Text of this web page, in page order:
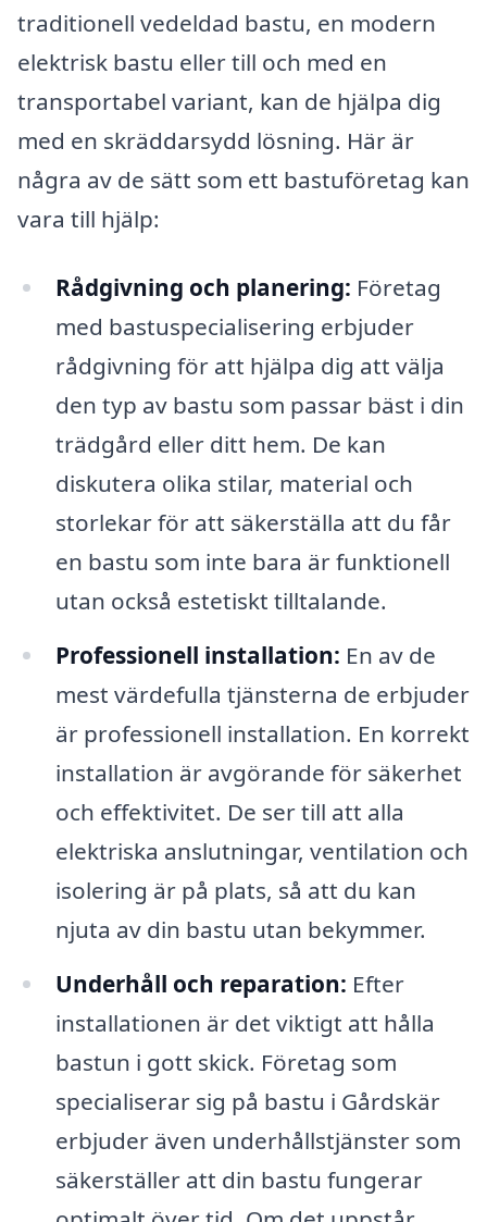
traditionell vedeldad bastu, en modern
elektrisk bastu eller till och med en
transportabel variant, kan de hjälpa dig
med en skräddarsydd lösning. Här är
några av de sätt som ett bastuföretag kan
vara till hjälp:
Rådgivning och planering: Företag
med bastuspecialisering erbjuder
rådgivning för att hjälpa dig att välja
den typ av bastu som passar bäst i din
trädgård eller ditt hem. De kan
diskutera olika stilar, material och
storlekar för att säkerställa att du får
en bastu som inte bara är funktionell
utan också estetiskt tilltalande.
Professionell installation: En av de
mest värdefulla tjänsterna de erbjuder
är professionell installation. En korrekt
installation är avgörande för säkerhet
och effektivitet. De ser till att alla
elektriska anslutningar, ventilation och
isolering är på plats, så att du kan
njuta av din bastu utan bekymmer.
Underhåll och reparation: Efter
installationen är det viktigt att hålla
bastun i gott skick. Företag som
specialiserar sig på bastu i Gårdskär
erbjuder även underhållstjänster som
säkerställer att din bastu fungerar